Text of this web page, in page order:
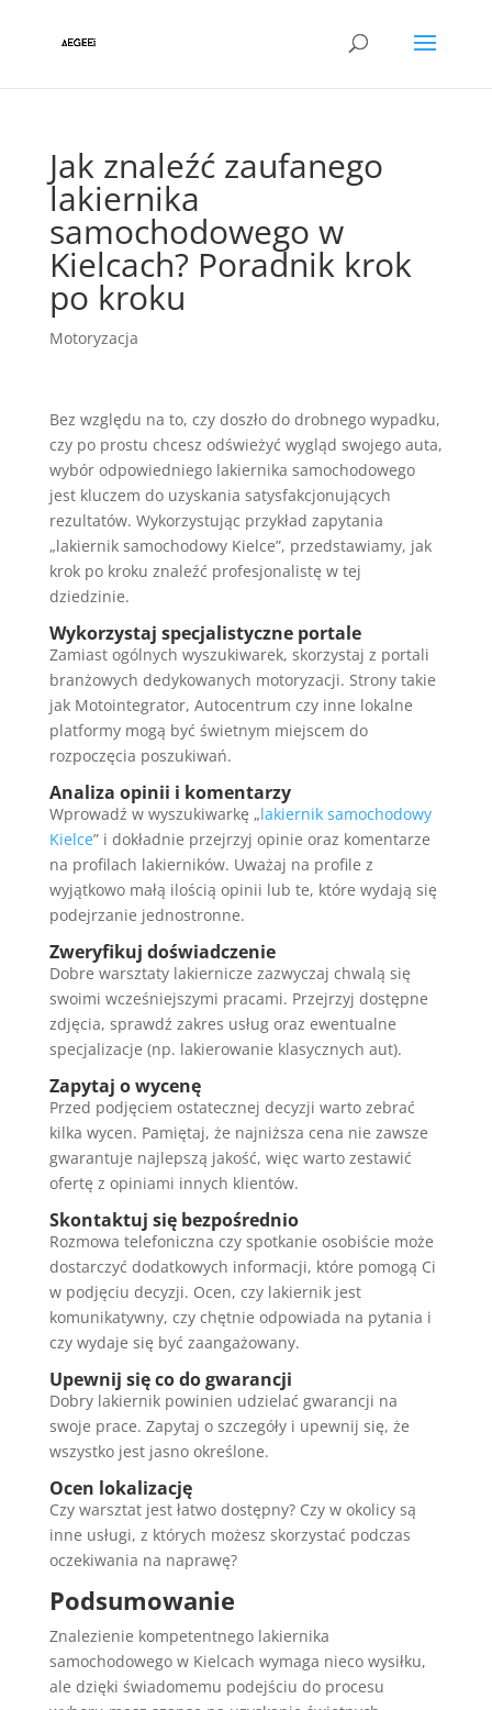
Jak znaleźć zaufanego
lakiernika
samochodowego w
Kielcach? Poradnik krok
po kroku
Motoryzacja
Bez względu na to, czy doszło do drobnego wypadku,
czy po prostu chcesz odświeżyć wygląd swojego auta,
wybór odpowiedniego lakiernika samochodowego
jest kluczem do uzyskania satysfakcjonujących
rezultatów. Wykorzystując przykład zapytania
„lakiernik samochodowy Kielce”, przedstawiamy, jak
krok po kroku znaleźć profesjonalistę w tej
dziedzinie.
Wykorzystaj specjalistyczne portale
Zamiast ogólnych wyszukiwarek, skorzystaj z portali
branżowych dedykowanych motoryzacji. Strony takie
jak Motointegrator, Autocentrum czy inne lokalne
platformy mogą być świetnym miejscem do
rozpoczęcia poszukiwań.
Analiza opinii i komentarzy
Wprowadź w wyszukiwarkę „lakiernik samochodowy
Kielce” i dokładnie przejrzyj opinie oraz komentarze
na profilach lakierników. Uważaj na profile z
wyjątkowo małą ilością opinii lub te, które wydają się
podejrzanie jednostronne.
Zweryfikuj doświadczenie
Dobre warsztaty lakiernicze zazwyczaj chwalą się
swoimi wcześniejszymi pracami. Przejrzyj dostępne
zdjęcia, sprawdź zakres usług oraz ewentualne
specjalizacje (np. lakierowanie klasycznych aut).
Zapytaj o wycenę
Przed podjęciem ostatecznej decyzji warto zebrać
kilka wycen. Pamiętaj, że najniższa cena nie zawsze
gwarantuje najlepszą jakość, więc warto zestawić
ofertę z opiniami innych klientów.
Skontaktuj się bezpośrednio
Rozmowa telefoniczna czy spotkanie osobiście może
dostarczyć dodatkowych informacji, które pomogą Ci
w podjęciu decyzji. Ocen, czy lakiernik jest
komunikatywny, czy chętnie odpowiada na pytania i
czy wydaje się być zaangażowany.
Upewnij się co do gwarancji
Dobry lakiernik powinien udzielać gwarancji na
swoje prace. Zapytaj o szczegóły i upewnij się, że
wszystko jest jasno określone.
Ocen lokalizację
Czy warsztat jest łatwo dostępny? Czy w okolicy są
inne usługi, z których możesz skorzystać podczas
oczekiwania na naprawę?
Podsumowanie
Znalezienie kompetentnego lakiernika
samochodowego w Kielcach wymaga nieco wysiłku,
ale dzięki świadomemu podejściu do procesu